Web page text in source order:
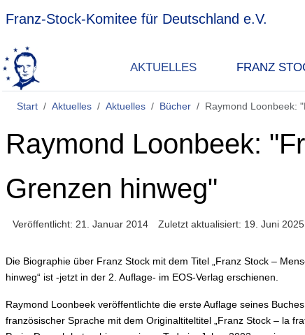
Franz-Stock-Komitee für Deutschland e.V.
AKTUELLES FRANZ
Start Aktuelles Aktuelles Bücher Raymond Loonbeek:
Raymond Loonbeek:
Grenzen hinweg"
Veröffentlicht: 21. Januar 2014 Zuletzt aktualisiert: 19. Juni 2025
Die Biographie über Franz Stock mit dem Titel „Franz Stock –
hinweg“ ist -jetzt in der 2. Auflage- im EOS-Verlag erschienen.
Raymond Loonbeek veröffentlichte die erste Auflage seines
französischer Sprache mit dem Originaltiteltitel „Franz Stock – la